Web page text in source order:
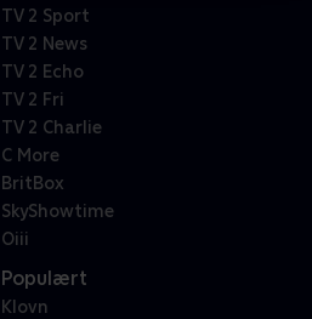
TV 2 Sport
TV 2 News
TV 2 Echo
TV 2 Fri
TV 2 Charlie
C More
BritBox
SkyShowtime
Oiii
Populært
Klovn